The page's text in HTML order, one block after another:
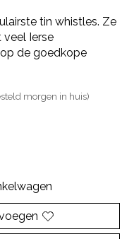
tin whistles. Ze
Ierse
de goedkope
morgen in huis)